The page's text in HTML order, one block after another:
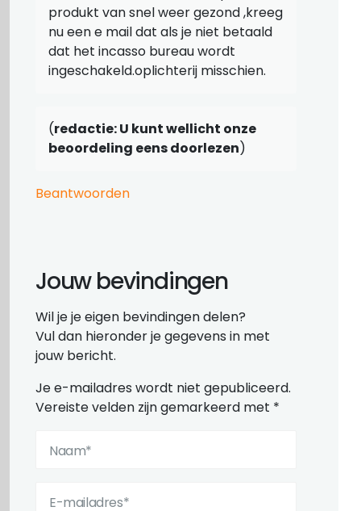
produkt van snel weer gezond ,kreeg
nu een e mail dat als je niet betaald
dat het incasso bureau wordt
ingeschakeld.oplichterij misschien.
(redactie: U kunt wellicht onze
beoordeling eens doorlezen)
Beantwoorden
Jouw bevindingen
Wil je je eigen bevindingen delen?
Vul dan hieronder je gegevens in met
jouw bericht.
Je e-mailadres wordt niet gepubliceerd.
Vereiste velden zijn gemarkeerd met *